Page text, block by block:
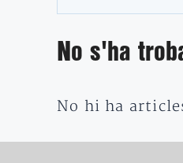
No s'ha
No hi ha